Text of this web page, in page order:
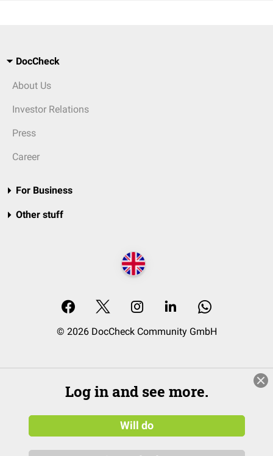
DocCheck
About Us
Investor Relations
Press
Career
For Business
Other stuff
© 2026 DocCheck Community GmbH
Log in and see more.
Will do